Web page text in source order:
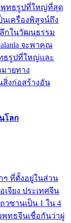
พุทธรูปที่ใหญ่ที่สุด
เครื่องพิสูจน์ถึง
กในวัฒนธรรม
จะพาคุณ
ธรูปที่ใหญ่และ
ายทาง
งก่อสร้างอัน
โลก
ๆ ที่ตั้งอยู่ในส่วน
จียง ประเทศจีน
วซานเป็น 1 ใน 4
ทธจีนเชื่อกันว่าผู่